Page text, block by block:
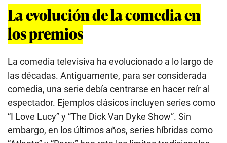
La evolución de la comedia en
los premios
La comedia televisiva ha evolucionado a lo largo de
las décadas. Antiguamente, para ser considerada
comedia, una serie debía centrarse en hacer reír al
espectador. Ejemplos clásicos incluyen series como
“I Love Lucy” y “The Dick Van Dyke Show”. Sin
embargo, en los últimos años, series híbridas como